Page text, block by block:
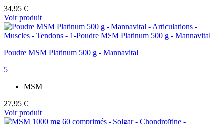
34,95 €
Voir produit
Poudre MSM Platinum 500 g - Mannavital
5
MSM
27,95 €
Voir produit